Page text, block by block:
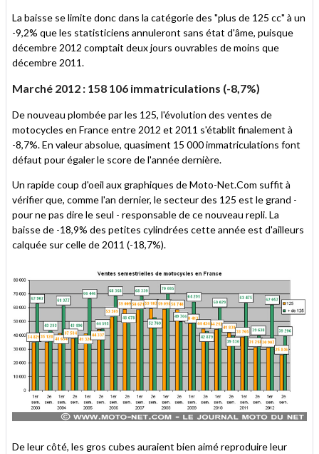
La baisse se limite donc dans la catégorie des "plus de 125 cc" à un
-9,2% que les statisticiens annuleront sans état d'âme, puisque
décembre 2012 comptait deux jours ouvrables de moins que
décembre 2011.
Marché 2012 : 158 106 immatriculations (-8,7%)
De nouveau plombée par les 125, l'évolution des ventes de
motocycles en France entre 2012 et 2011 s'établit finalement à
-8,7%. En valeur absolue, quasiment 15 000 immatriculations font
défaut pour égaler le score de l'année dernière.
Un rapide coup d'oeil aux graphiques de Moto-Net.Com suffit à
vérifier que, comme l'an dernier, le secteur des 125 est le grand -
pour ne pas dire le seul - responsable de ce nouveau repli. La
baisse de -18,9% des petites cylindrées cette année est d'ailleurs
calquée sur celle de 2011 (-18,7%).
De leur côté, les gros cubes auraient bien aimé reproduire leur